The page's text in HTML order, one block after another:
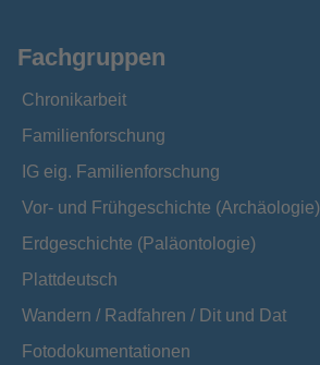
Fachgruppen
Chronikarbeit
Familienforschung
IG eig. Familienforschung
Vor- und Frühgeschichte (Archäologie)
Erdgeschichte (Paläontologie)
Plattdeutsch
Wandern / Radfahren / Dit und Dat
Fotodokumentationen